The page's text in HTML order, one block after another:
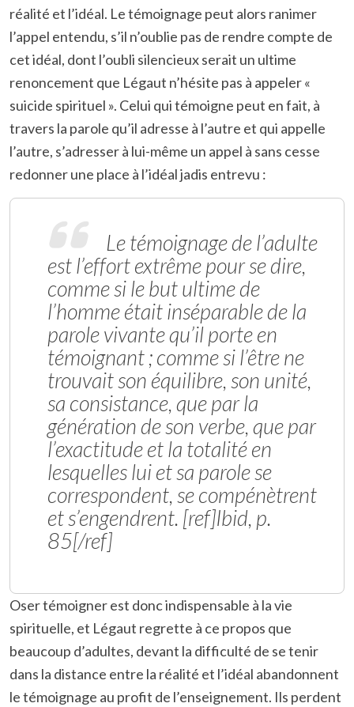
réalité et l’idéal. Le témoignage peut alors ranimer
l’appel entendu, s’il n’oublie pas de rendre compte de
cet idéal, dont l’oubli silencieux serait un ultime
renoncement que Légaut n’hésite pas à appeler «
suicide spirituel ». Celui qui témoigne peut en fait, à
travers la parole qu’il adresse à l’autre et qui appelle
l’autre, s’adresser à lui-même un appel à sans cesse
redonner une place à l’idéal jadis entrevu :
Le témoignage de l’adulte
est l’effort extrême pour se dire,
comme si le but ultime de
l’homme était inséparable de la
parole vivante qu’il porte en
témoignant ; comme si l’être ne
trouvait son équilibre, son unité,
sa consistance, que par la
génération de son verbe, que par
l’exactitude et la totalité en
lesquelles lui et sa parole se
correspondent, se compénètrent
et s’engendrent. [ref]Ibid, p.
85[/ref]
Oser témoigner est donc indispensable à la vie
spirituelle, et Légaut regrette à ce propos que
beaucoup d’adultes, devant la difficulté de se tenir
dans la distance entre la réalité et l’idéal abandonnent
le témoignage au profit de l’enseignement. Ils perdent